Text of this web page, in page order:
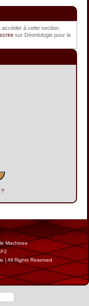
à cette section.
sur Déontologie pour la
?
Machines
| All Rights Reserved